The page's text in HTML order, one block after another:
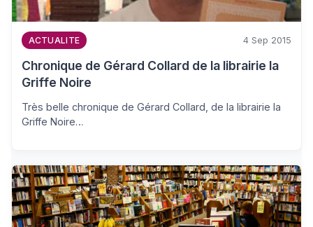
ACTUALITE 4 Sep 2015
Chronique de Gérard Collard de la librairie la
Griffe Noire
Très belle chronique de Gérard Collard, de la librairie la
Griffe Noire…